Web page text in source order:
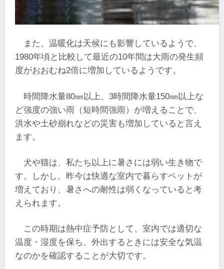
また、温暖化は天候にも影響しているようで、
1980年頃と比較して最近の10年間は大雨の発生頻
度がおおむね2倍に増加しているようです。
時間降水量80㎜以上、3時間降水量150㎜以上な
ど強度の強い雨（短時間強雨）が増えることで、
洪水や土砂崩れなどの災害も増加していると言え
ます。
犬や猫は、私たち以上に暑さには弱い生き物で
す。しかし、昨今は快適な室内で暮らすペットが
増えており、暑さへの耐性は弱くなっていると考
えられます。
この時期は熱中症予防として、室内では適切な
温度・湿度を保ち、外出するときには安全な気温
なのかを確認することが大切です。